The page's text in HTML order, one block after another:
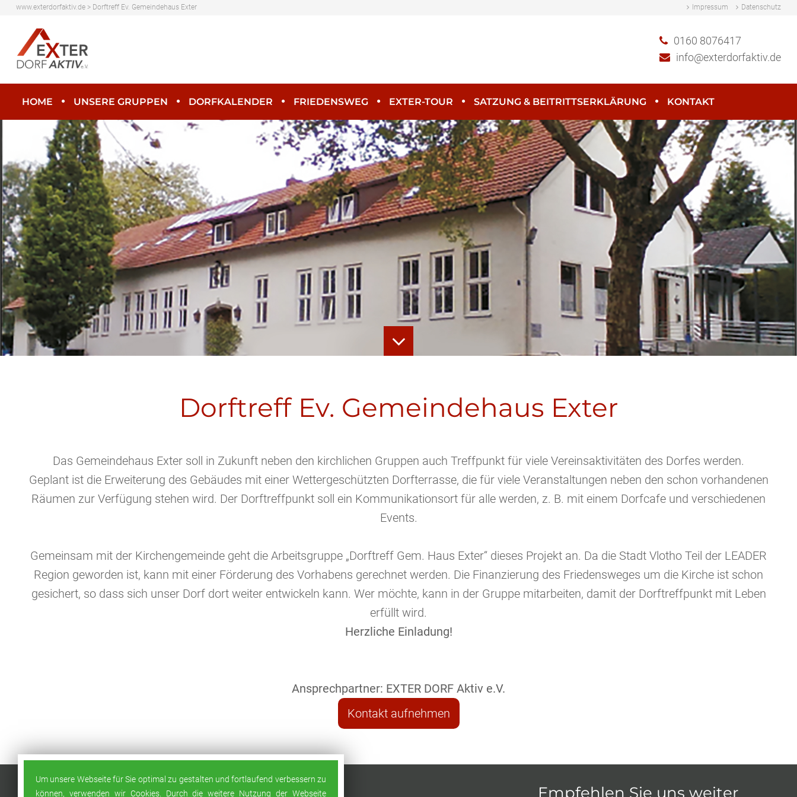
Um unsere Webseite für Sie optimal zu gestalten und fortlaufend verbessern zu
können, verwenden wir Cookies. Durch die weitere Nutzung der Webseite
www.exterdorfaktiv.de > Dorftreff Ev. Gemeindehaus Exter Impressum Datenschutz
0160 8076417
info@exterdorfaktiv.de
HOME UNSERE GRUPPEN DORFKALENDER FRIEDENSWEG EXTER-TOUR SATZUNG & BEITRITTSERKLÄRUNG KONTAKT
Dorftreff Ev. Gemeindehaus Exter
Das Gemeindehaus Exter soll in Zukunft neben den kirchlichen Gruppen auch Treffpunkt für viele Vereinsaktivitäten des Dorfes werden.
Geplant ist die Erweiterung des Gebäudes mit einer Wettergeschützten Dorfterrasse, die für viele Veranstaltungen neben den schon vorhandenen
Räumen zur Verfügung stehen wird. Der Dorftreffpunkt soll ein Kommunikationsort für alle werden, z. B. mit einem Dorfcafe und verschiedenen
Events.
Gemeinsam mit der Kirchengemeinde geht die Arbeitsgruppe „Dorftreff Gem. Haus Exter“ dieses Projekt an. Da die Stadt Vlotho Teil der LEADER
Region geworden ist, kann mit einer Förderung des Vorhabens gerechnet werden. Die Finanzierung des Friedensweges um die Kirche ist schon
gesichert, so dass sich unser Dorf dort weiter entwickeln kann. Wer möchte, kann in der Gruppe mitarbeiten, damit der Dorftreffpunkt mit Leben
erfüllt wird.
Herzliche Einladung!
Ansprechpartner: EXTER DORF Aktiv e.V.
Kontakt aufnehmen
Exter Dorf Aktiv e.V. Empfehlen Sie uns weiter